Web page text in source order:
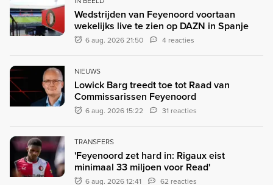
Wedstrijden van Feyenoord voortaan
wekelijks live te zien op DAZN in Spanje
6 aug. 2026 21:50 4 reacties
NIEUWS
Lowick Barg treedt toe tot Raad van
Commissarissen Feyenoord
6 aug. 2026 15:22 31 reacties
TRANSFERS
'Feyenoord zet hard in: Rigaux eist
minimaal 33 miljoen voor Read'
6 aug. 2026 12:41 62 reacties